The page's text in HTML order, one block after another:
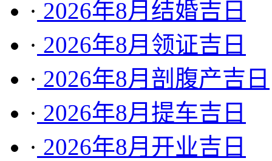
· 2026年8月结婚吉日
· 2026年8月领证吉日
· 2026年8月剖腹产吉日
· 2026年8月提车吉日
· 2026年8月开业吉日